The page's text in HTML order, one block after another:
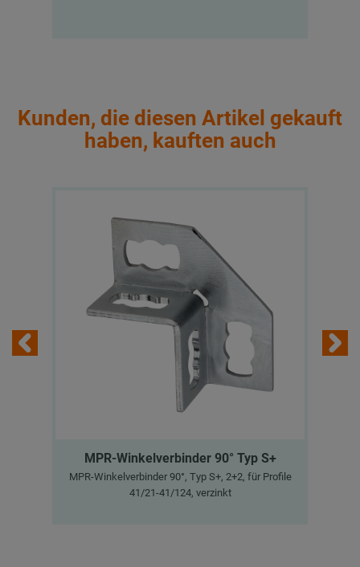
Kunden, die diesen Artikel gekauft
haben, kauften auch
MPR-Winkelverbinder 90° Typ S+
MPR-Winkelverbinder 90°, Typ S+, 2+2, für Profile
41/21-41/124, verzinkt